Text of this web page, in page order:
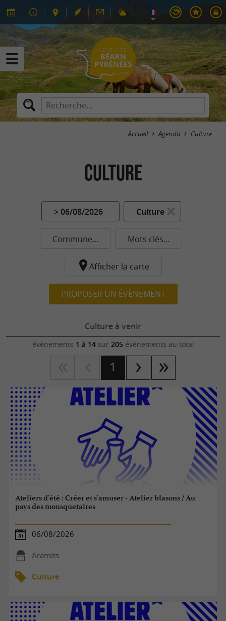
Accueil Agenda Culture
Culture
> 06/08/2026 Culture
Commune... Mots clés...
Afficher la carte
PROPOSER UN ÉVÈNEMENT
Culture à venir
évènements 1 à 14sur 205 évènements au total
1
Ateliers d'été : Créer et s'amuser - Atelier blasons / Au
pays des mousquetaires
06/08/2026
Aramits
Culture